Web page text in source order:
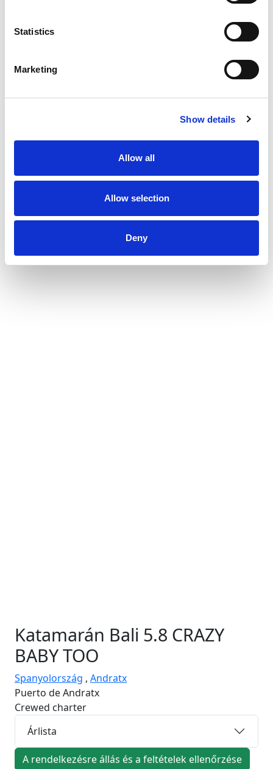
Statistics
Marketing
Show details
Allow all
Allow selection
Deny
Katamarán Bali 5.8 CRAZY
BABY TOO
Spanyolország , Andratx
Puerto de Andratx
Crewed charter
Árlista
A rendelkezésre állás és a feltételek ellenőrzése